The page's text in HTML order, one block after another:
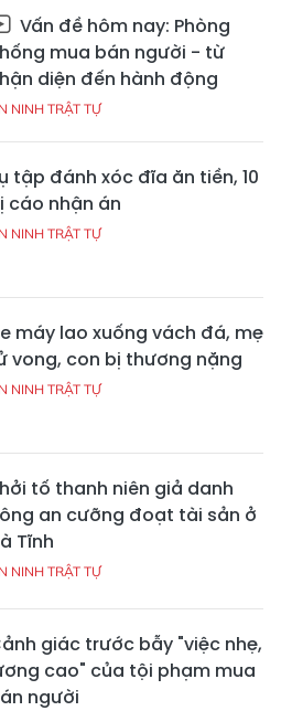
Vấn đề hôm nay: Phòng
mua bán người - từ
diện đến hành động
NINH TRẬT TỰ
tập đánh xóc đĩa ăn tiền, 10
cáo nhận án
NINH TRẬT TỰ
máy lao xuống vách đá, mẹ
vong, con bị thương nặng
NINH TRẬT TỰ
tố thanh niên giả danh
an cưỡng đoạt tài sản ở
Tĩnh
NINH TRẬT TỰ
giác trước bẫy "việc nhẹ,
cao" của tội phạm mua
người